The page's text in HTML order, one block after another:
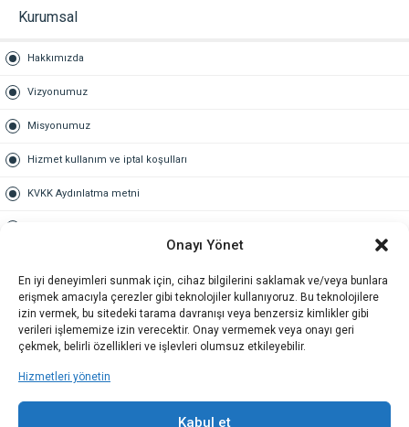
Onayı Yönet
En iyi deneyimleri sunmak için, cihaz bilgilerini saklamak ve/veya bunlara
erişmek amacıyla çerezler gibi teknolojiler kullanıyoruz. Bu teknolojilere
izin vermek, bu sitedeki tarama davranışı veya benzersiz kimlikler gibi
verileri işlememize izin verecektir. Onay vermemek veya onayı geri
çekmek, belirli özellikleri ve işlevleri olumsuz etkileyebilir.
Hizmetleri yönetin
Kabul et
Kurumsal
Hakkımızda
Vizyonumuz
Misyonumuz
Hizmet kullanım ve iptal koşulları
KVKK Aydınlatma metni
Gold üyelik nedir
Kariyer
İş Başvuru Formu